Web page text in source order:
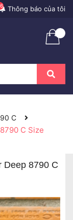
Thông báo của tôi
C
C Size
Deep 8790 C